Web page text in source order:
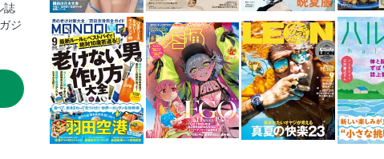
誌
ジ